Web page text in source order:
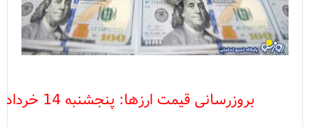
بروزرسانی قیمت ارزها: پنجشنبه 14 خرداد - 08:00